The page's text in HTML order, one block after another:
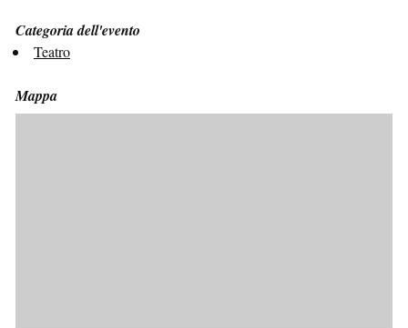
Categoria dell'evento
Teatro
Mappa